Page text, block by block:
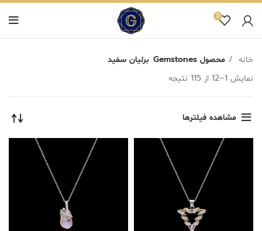
0
خانه محصول Gemstones
برلیان سفید
نمایش 1–12 از 115 نتیجه
مشاهده فیلترها